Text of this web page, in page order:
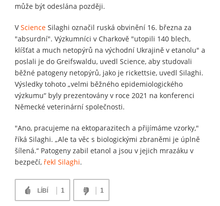
může být odeslána později.
VScience Silaghi označil ruská obvinění 16. března za
"absurdní". Výzkumníci v Charkově "utopili 140 blech,
klíšťat a much netopýrů na východní Ukrajině v etanolu" a
poslali je do Greifswaldu, uvedl Science, aby studovali
běžné patogeny netopýrů, jako je rickettsie, uvedl Silaghi.
Výsledky tohoto „velmi běžného epidemiologického
výzkumu“ byly prezentovány v roce 2021 na konferenci
Německé veterinární společnosti.
"Ano, pracujeme na ektoparazitech a přijímáme vzorky,"
říká Silaghi. „Ale ta věc s biologickými zbraněmi je úplně
šílená.“ Patogeny zabil etanol a jsou v jejich mrazáku v
bezpečí, řekl Silaghi.
LÍBÍ 1 1